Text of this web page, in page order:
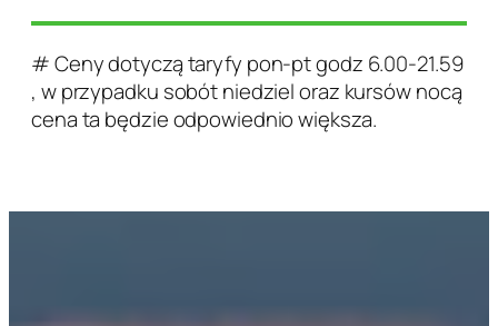
# Ceny dotyczą taryfy pon-pt godz 6.00-21.59
, w przypadku sobót niedziel oraz kursów nocą
cena ta będzie odpowiednio większa.